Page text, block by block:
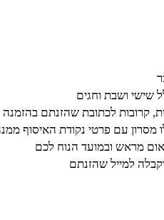
קרובות לכתובת שהזנתם בהזמנה
מסרון עם פרטי נקודת האיסוף
מראש ובמועד הנוח לכם
למייל שהזנתם